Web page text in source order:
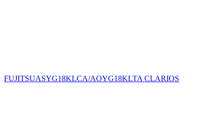
FUJITSUASYG18KLCA/AOYG18KLTA CLARIOS